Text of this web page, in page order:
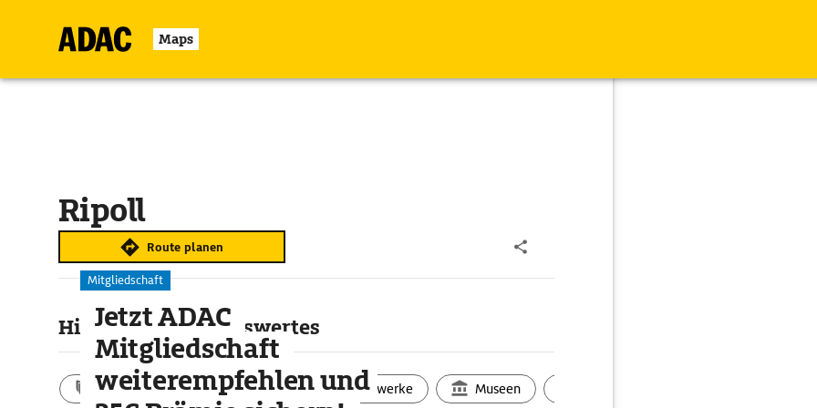
Maps
Ripoll
Route planen
Highlights & Sehenswertes
Aktivitäten Landschaft Bauwerke Museen
Mitgliedschaft
Jetzt ADAC
Mitgliedschaft
weiterempfehlen und